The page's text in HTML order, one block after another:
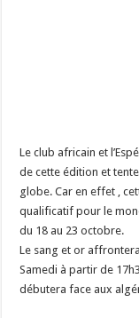
Le club africain et
de cette édition et
globe. Car en effet ,
qualificatif pour le
du 18 au 23 octobre.
Le sang et or
Samedi à partir de
débutera face aux